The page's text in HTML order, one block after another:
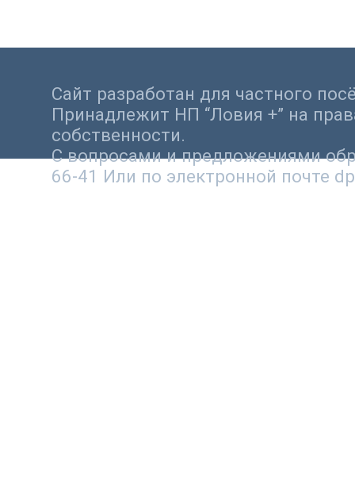
Сайт разработан для частного
Принадлежит НП “Ловия +” на
собственности.
С вопросами и предложениями
66-41 Или по электронной почте